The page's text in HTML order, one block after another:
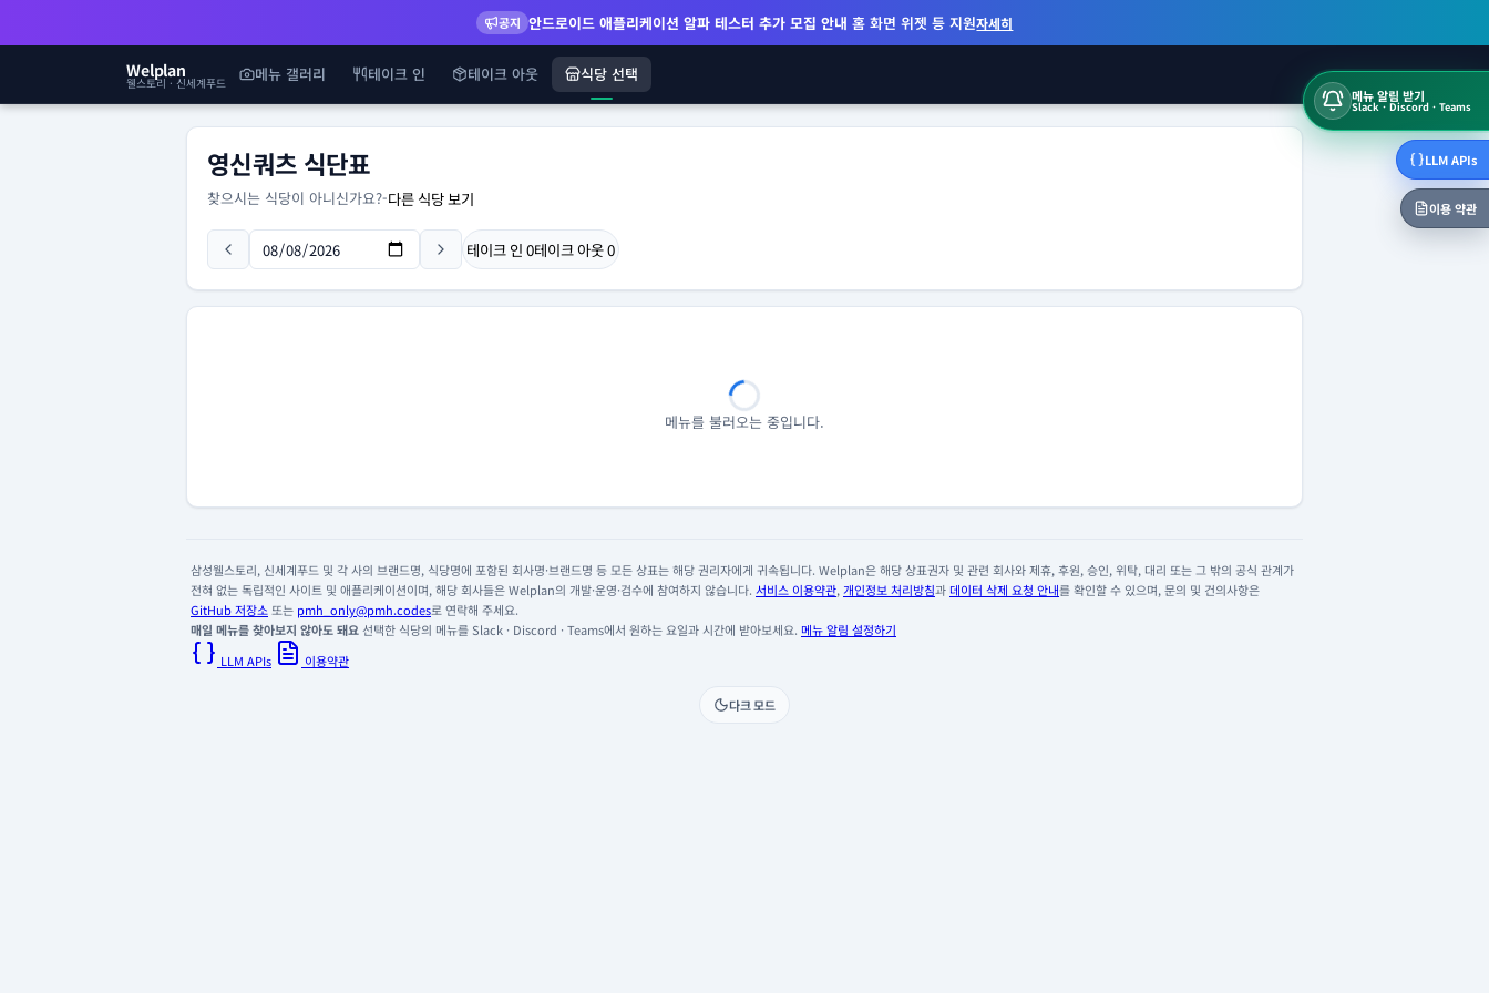
공지 안드로이드 애플리케이션 알파 테스터 추가 모집 안내 홈 화면 위젯 등 지원자세히
Welplan
웰스토리 · 신세계푸드 메뉴 갤러리 테이크 인 테이크 아웃 식당 선택
메뉴 알림 받기
Slack · Discord · Teams
LLM APIs
이용 약관
영신쿼츠 식단표
찾으시는 식당이 아니신가요?-다른 식당 보기
테이크 인 0테이크 아웃0
메뉴를 불러오는 중입니다.
삼성웰스토리, 신세계푸드 및 각 사의 브랜드명, 식당명에 포함된 회사명·브랜드명 등 모든 상표는 해당 권리자에게 귀속됩니다. Welplan은 해당 상표권자 및 관련 회사와 제휴, 후원, 승인, 위탁, 대리 또는 그 밖의 공식 관계가
전혀 없는 독립적인 사이트 및 애플리케이션이며, 해당 회사들은 Welplan의 개발·운영·검수에 참여하지 않습니다. 서비스 이용약관, 개인정보 처리방침과데이터 삭제 요청 안내를 확인할 수 있으며, 문의 및 건의사항은
GitHub 저장소 또는 pmh_only@pmh.codes로 연락해 주세요.
매일 메뉴를 찾아보지 않아도 돼요선택한 식당의 메뉴를 Slack · Discord · Teams에서 원하는 요일과 시간에 받아보세요. 메뉴 알림 설정하기
LLM APIs
이용약관
다크 모드